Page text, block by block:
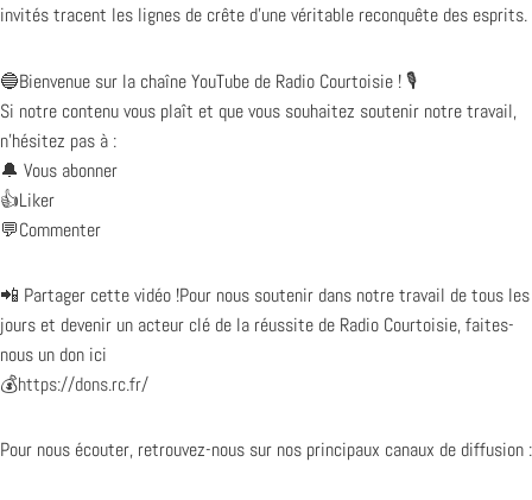
invités tracent les lignes de crête d’une véritable reconquête des esprits.
🔵Bienvenue sur la chaîne YouTube de Radio Courtoisie ! 🎙️
Si notre contenu vous plaît et que vous souhaitez soutenir notre travail,
n’hésitez pas à :
🔔 Vous abonner
👍Liker
💬Commenter
📲 Partager cette vidéo !Pour nous soutenir dans notre travail de tous les
jours et devenir un acteur clé de la réussite de Radio Courtoisie, faites-
nous un don ici
💰https://dons.rc.fr/
Pour nous écouter, retrouvez-nous sur nos principaux canaux de diffusion :